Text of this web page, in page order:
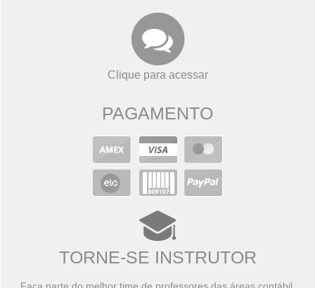
Clique para acessar
PAGAMENTO
TORNE-SE INSTRUTOR